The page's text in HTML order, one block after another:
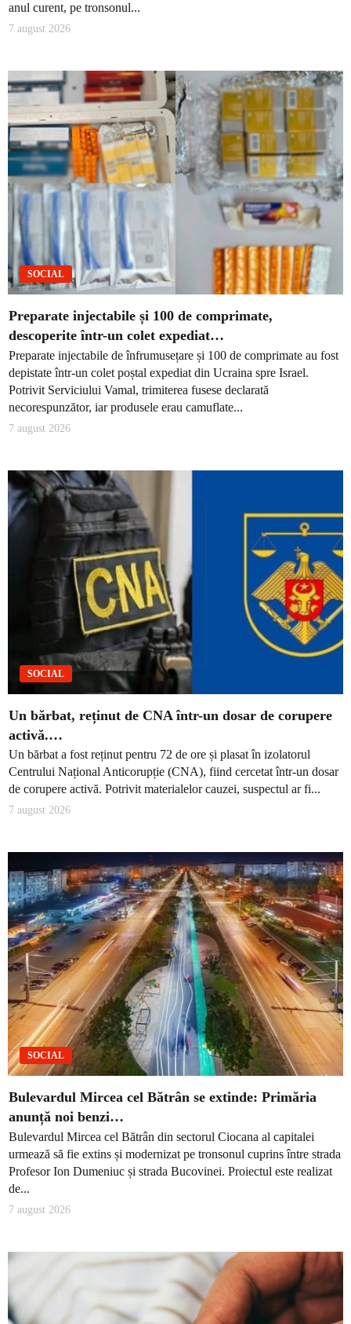
anul curent, pe tronsonul...
7 august 2026
SOCIAL
Preparate injectabile și 100 de comprimate,
descoperite într-un colet expediat…
Preparate injectabile de înfrumusețare și 100 de comprimate au fost
depistate într-un colet poștal expediat din Ucraina spre Israel.
Potrivit Serviciului Vamal, trimiterea fusese declarată
necorespunzător, iar produsele erau camuflate...
7 august 2026
SOCIAL
Un bărbat, reținut de CNA într-un dosar de corupere
activă.…
Un bărbat a fost reținut pentru 72 de ore și plasat în izolatorul
Centrului Național Anticorupție (CNA), fiind cercetat într-un dosar
de corupere activă. Potrivit materialelor cauzei, suspectul ar fi...
7 august 2026
SOCIAL
Bulevardul Mircea cel Bătrân se extinde: Primăria
anunță noi benzi…
Bulevardul Mircea cel Bătrân din sectorul Ciocana al capitalei
urmează să fie extins și modernizat pe tronsonul cuprins între strada
Profesor Ion Dumeniuc și strada Bucovinei. Proiectul este realizat
de...
7 august 2026